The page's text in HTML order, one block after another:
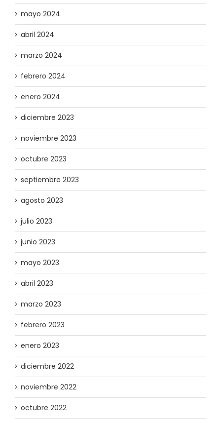
mayo 2024
abril 2024
marzo 2024
febrero 2024
enero 2024
diciembre 2023
noviembre 2023
octubre 2023
septiembre 2023
agosto 2023
julio 2023
junio 2023
mayo 2023
abril 2023
marzo 2023
febrero 2023
enero 2023
diciembre 2022
noviembre 2022
octubre 2022